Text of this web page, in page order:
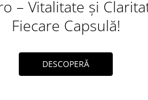
– Vitalitate și
Fiecare Capsulă!
DESCOPERĂ